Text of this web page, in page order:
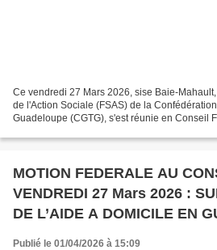
Ce vendredi 27 Mars 2026, sise Baie-
de l'Action Sociale (FSAS) de la
Guadeloupe (CGTG), s'est réunie en Conseil
MOTION FEDERALE AU CONSEIL FEDERAL DU
VENDREDI 27 Mars 2026 :
DE L’AIDE A DOMICILE EN
Publié le 01/04/2026 à 15:09